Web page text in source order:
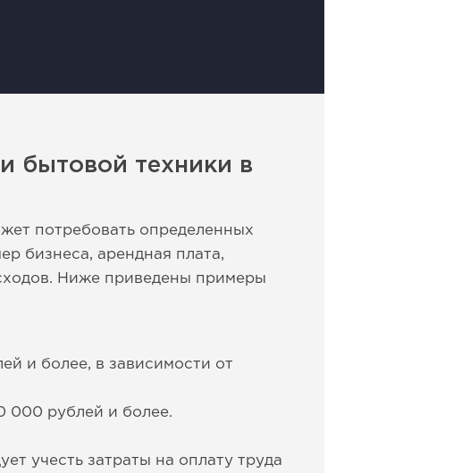
бытовой техники в
потребовать определенных
бизнеса, арендная плата,
Ниже приведены примеры
и более, в зависимости от
000 рублей и более.
учесть затраты на оплату труда